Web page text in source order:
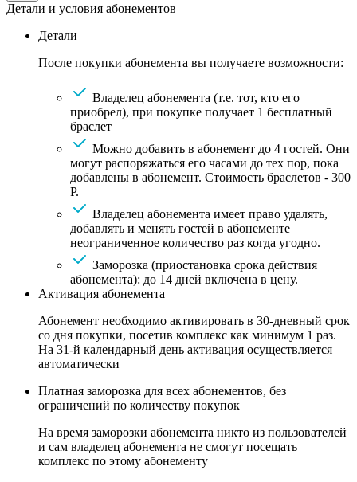
Детали и условия абонементов
Детали
После покупки абонемента вы получаете возможности:
Владелец абонемента (т.е. тот, кто его
приобрел), при покупке получает 1 бесплатный
браслет
Можно добавить в абонемент до 4 гостей. Они
могут распоряжаться его часами до тех пор, пока
добавлены в абонемент. Стоимость браслетов - 300
Р.
Владелец абонемента имеет право удалять,
добавлять и менять гостей в абонементе
неограниченное количество раз когда угодно.
Заморозка (приостановка срока действия
абонемента): до 14 дней включена в цену.
Активация абонемента
Абонемент необходимо активировать в 30-дневный срок
со дня покупки, посетив комплекс как минимум 1 раз.
На 31-й календарный день активация осуществляется
автоматически
Платная заморозка для всех абонементов, без
ограничений по количеству покупок
На время заморозки абонемента никто из пользователей
и сам владелец абонемента не смогут посещать
комплекс по этому абонементу